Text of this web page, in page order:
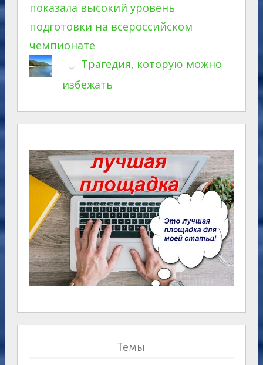
показала высокий уровень
подготовки на всероссийском
чемпионате
Трагедия, которую можно
избежать
Темы